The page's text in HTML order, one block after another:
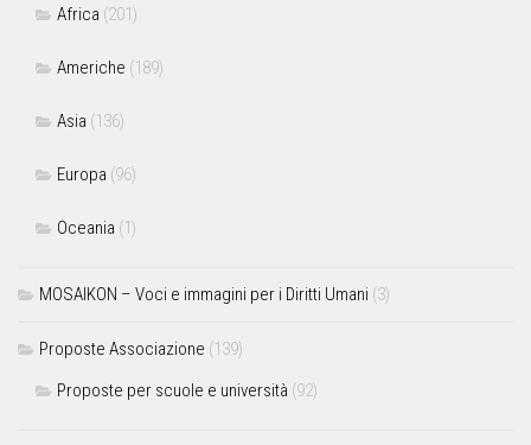
Africa (201)
Americhe (189)
Asia (136)
Europa (96)
Oceania (1)
MOSAIKON – Voci e immagini per i Diritti Umani (3)
Proposte Associazione (139)
Proposte per scuole e università (92)